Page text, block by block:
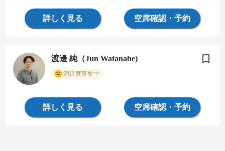
詳しく見る 空席確認・予約
渡邊 純（Jun Watanabe)
満足度募集中
詳しく見る 空席確認・予約